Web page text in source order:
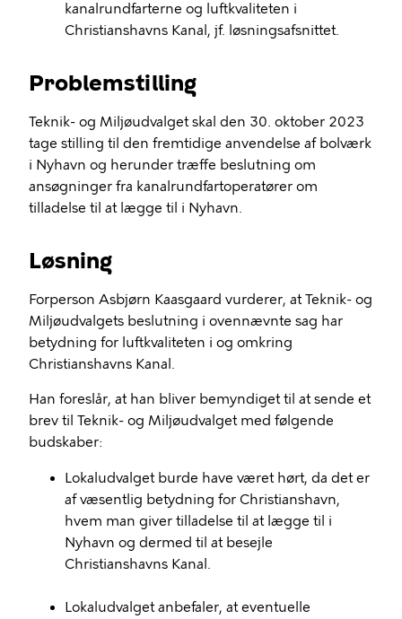
kanalrundfarterne og luftkvaliteten i
Christianshavns Kanal, jf. løsningsafsnittet.
Problemstilling
Teknik- og Miljøudvalget skal den 30. oktober 2023
tage stilling til den fremtidige anvendelse af bolværk
i Nyhavn og herunder træffe beslutning om
ansøgninger fra kanalrundfartoperatører om
tilladelse til at lægge til i Nyhavn.
Løsning
Forperson Asbjørn Kaasgaard vurderer, at Teknik- og
Miljøudvalgets beslutning i ovennævnte sag har
betydning for luftkvaliteten i og omkring
Christianshavns Kanal.
Han foreslår, at han bliver bemyndiget til at sende et
brev til Teknik- og Miljøudvalget med følgende
budskaber:
Lokaludvalget burde have været hørt, da det er
af væsentlig betydning for Christianshavn,
hvem man giver tilladelse til at lægge til i
Nyhavn og dermed til at besejle
Christianshavns Kanal.
Lokaludvalget anbefaler, at eventuelle